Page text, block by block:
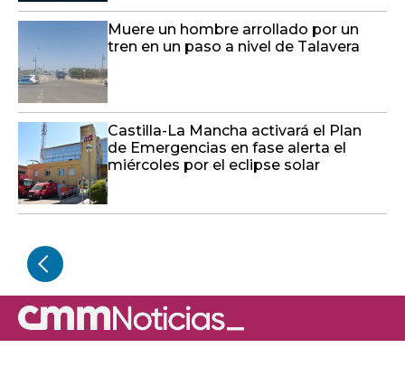
Muere un hombre arrollado por un
tren en un paso a nivel de Talavera
Castilla-La Mancha activará el Plan
de Emergencias en fase alerta el
miércoles por el eclipse solar